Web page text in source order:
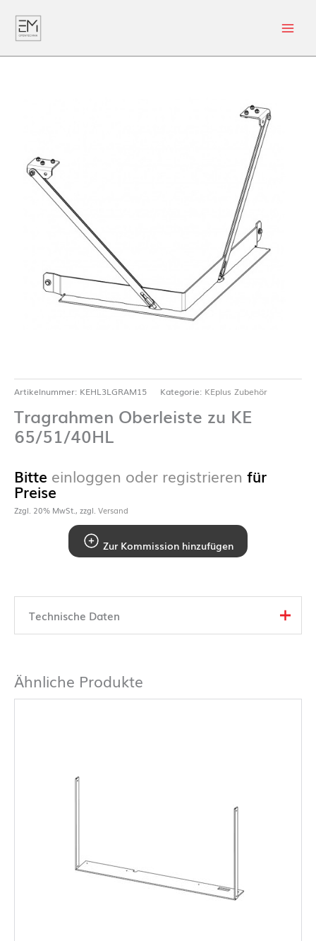
Artikelnummer: KEHL3LGRAM15 Kategorie: KEplus Zubehör
Tragrahmen Oberleiste zu KE
65/51/40HL
Bitte einloggen oder registrieren für
Preise
Zzgl. 20% MwSt., zzgl. Versand
Zur Kommission hinzufügen
Technische Daten
Ähnliche Produkte